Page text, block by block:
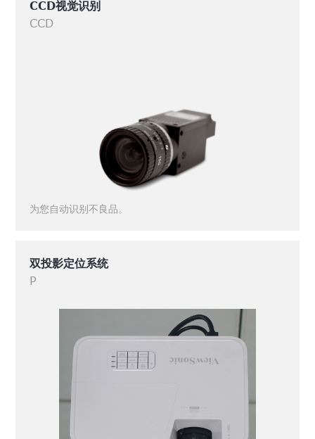
CCD视觉识别
CCD
为您自动识别不良品。
双投影定位系统
P